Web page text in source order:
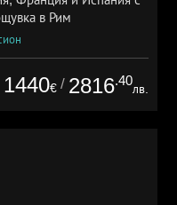
в Рим
1440€ / 2816.40
лв.